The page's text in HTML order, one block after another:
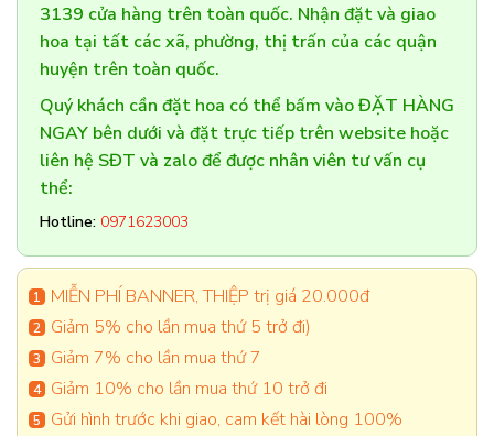
3139 cửa hàng trên toàn quốc. Nhận đặt và giao
hoa tại tất các xã, phường, thị trấn của các quận
huyện trên toàn quốc.
Quý khách cần đặt hoa có thể bấm vào ĐẶT HÀNG
NGAY bên dưới và đặt trực tiếp trên website hoặc
liên hệ SĐT và zalo để được nhân viên tư vấn cụ
thể:
Hotline: 0971623003
MIỄN PHÍ BANNER, THIỆP trị giá 20.000đ
Giảm 5% cho lần mua thứ 5 trở đi)
Giảm 7% cho lần mua thứ 7
Giảm 10% cho lần mua thứ 10 trở đi
Gửi hình trước khi giao, cam kết hài lòng 100%